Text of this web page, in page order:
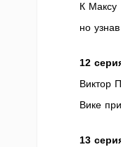
К Максу
но
12
Виктор
Вике
13